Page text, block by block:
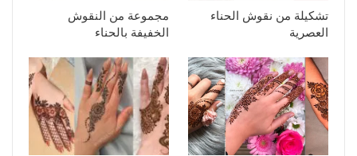
تشكيلة من نقوش الحناء
العصرية
مجموعة من النقوش
الخفيفة بالحناء